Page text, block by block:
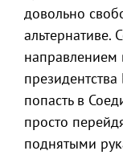
довольно
альтернативе.
попасть в
просто
поднятыми